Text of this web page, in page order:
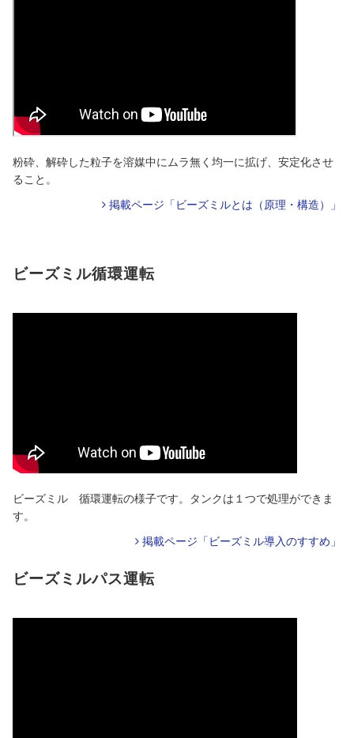
粉砕、解砕した粒子を溶媒中にムラ無く均一に拡げ、安定化させ
ること。
掲載ページ「ビーズミルとは（原理・構造）」
ビーズミル循環運転
ビーズミル 循環運転の様子です。タンクは１つで処理ができま
す。
掲載ページ「ビーズミル導入のすすめ」
ビーズミルパス運転